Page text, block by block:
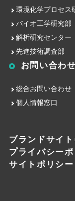
環境化学プロセス
バイオ工学研究部
解析研究センター
先進技術調査部
お問い合わせ
総合お問い合わせ
個人情報窓口
ブランドサイト
プライバシー
サイトポリシー